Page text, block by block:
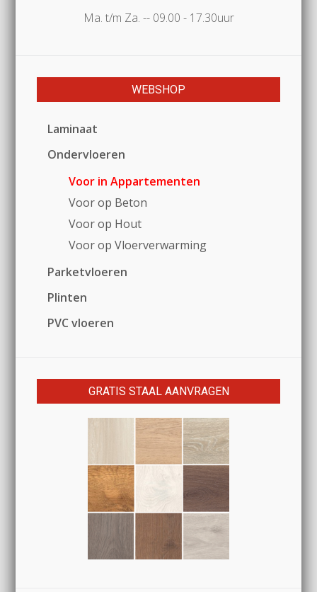
Ma. t/m Za. -- 09.00 - 17.30uur
WEBSHOP
Laminaat
Ondervloeren
Voor in Appartementen
Voor op Beton
Voor op Hout
Voor op Vloerverwarming
Parketvloeren
Plinten
PVC vloeren
GRATIS STAAL AANVRAGEN